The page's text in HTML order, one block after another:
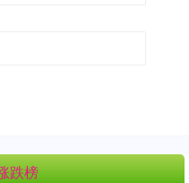
跌榜